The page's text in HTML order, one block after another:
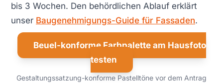
bis 3 Wochen. Den behördlichen Ablauf erklärt
unser Baugenehmigungs-Guide für Fassaden.
Beuel-konforme Farbpalette am Hausfoto
testen
Gestaltungssatzung-konforme Pastelltöne vor dem Antrag